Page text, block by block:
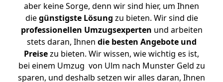
aber keine Sorge, denn wir sind hier, um Ihnen
diegünstigste Lösung zu bieten. Wir sind die
professionellen Umzugsexperten und arbeiten
stets daran, Ihnen die besten Angebote und
Preisezu bieten. Wir wissen, wie wichtig es ist,
bei einem Umzug von Ulm nach Munster Geld zu
sparen, und deshalb setzen wir alles daran, Ihnen